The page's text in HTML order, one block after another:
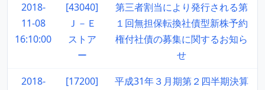
2018-
11-08
16:10:00
[43040]
Ｊ－Ｅ
ストア
ー
第三者割当により発行される第
１回無担保転換社債型新株予約
権付社債の募集に関するお知ら
せ
2018-
[17200]
平成31年３月期第２四半期決算